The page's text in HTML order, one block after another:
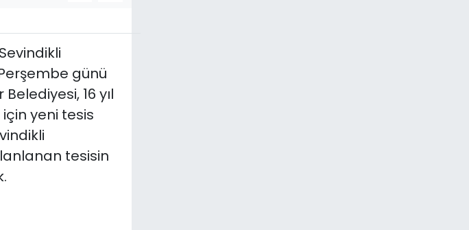
günü
16 yıl
yeni tesis
tesisin